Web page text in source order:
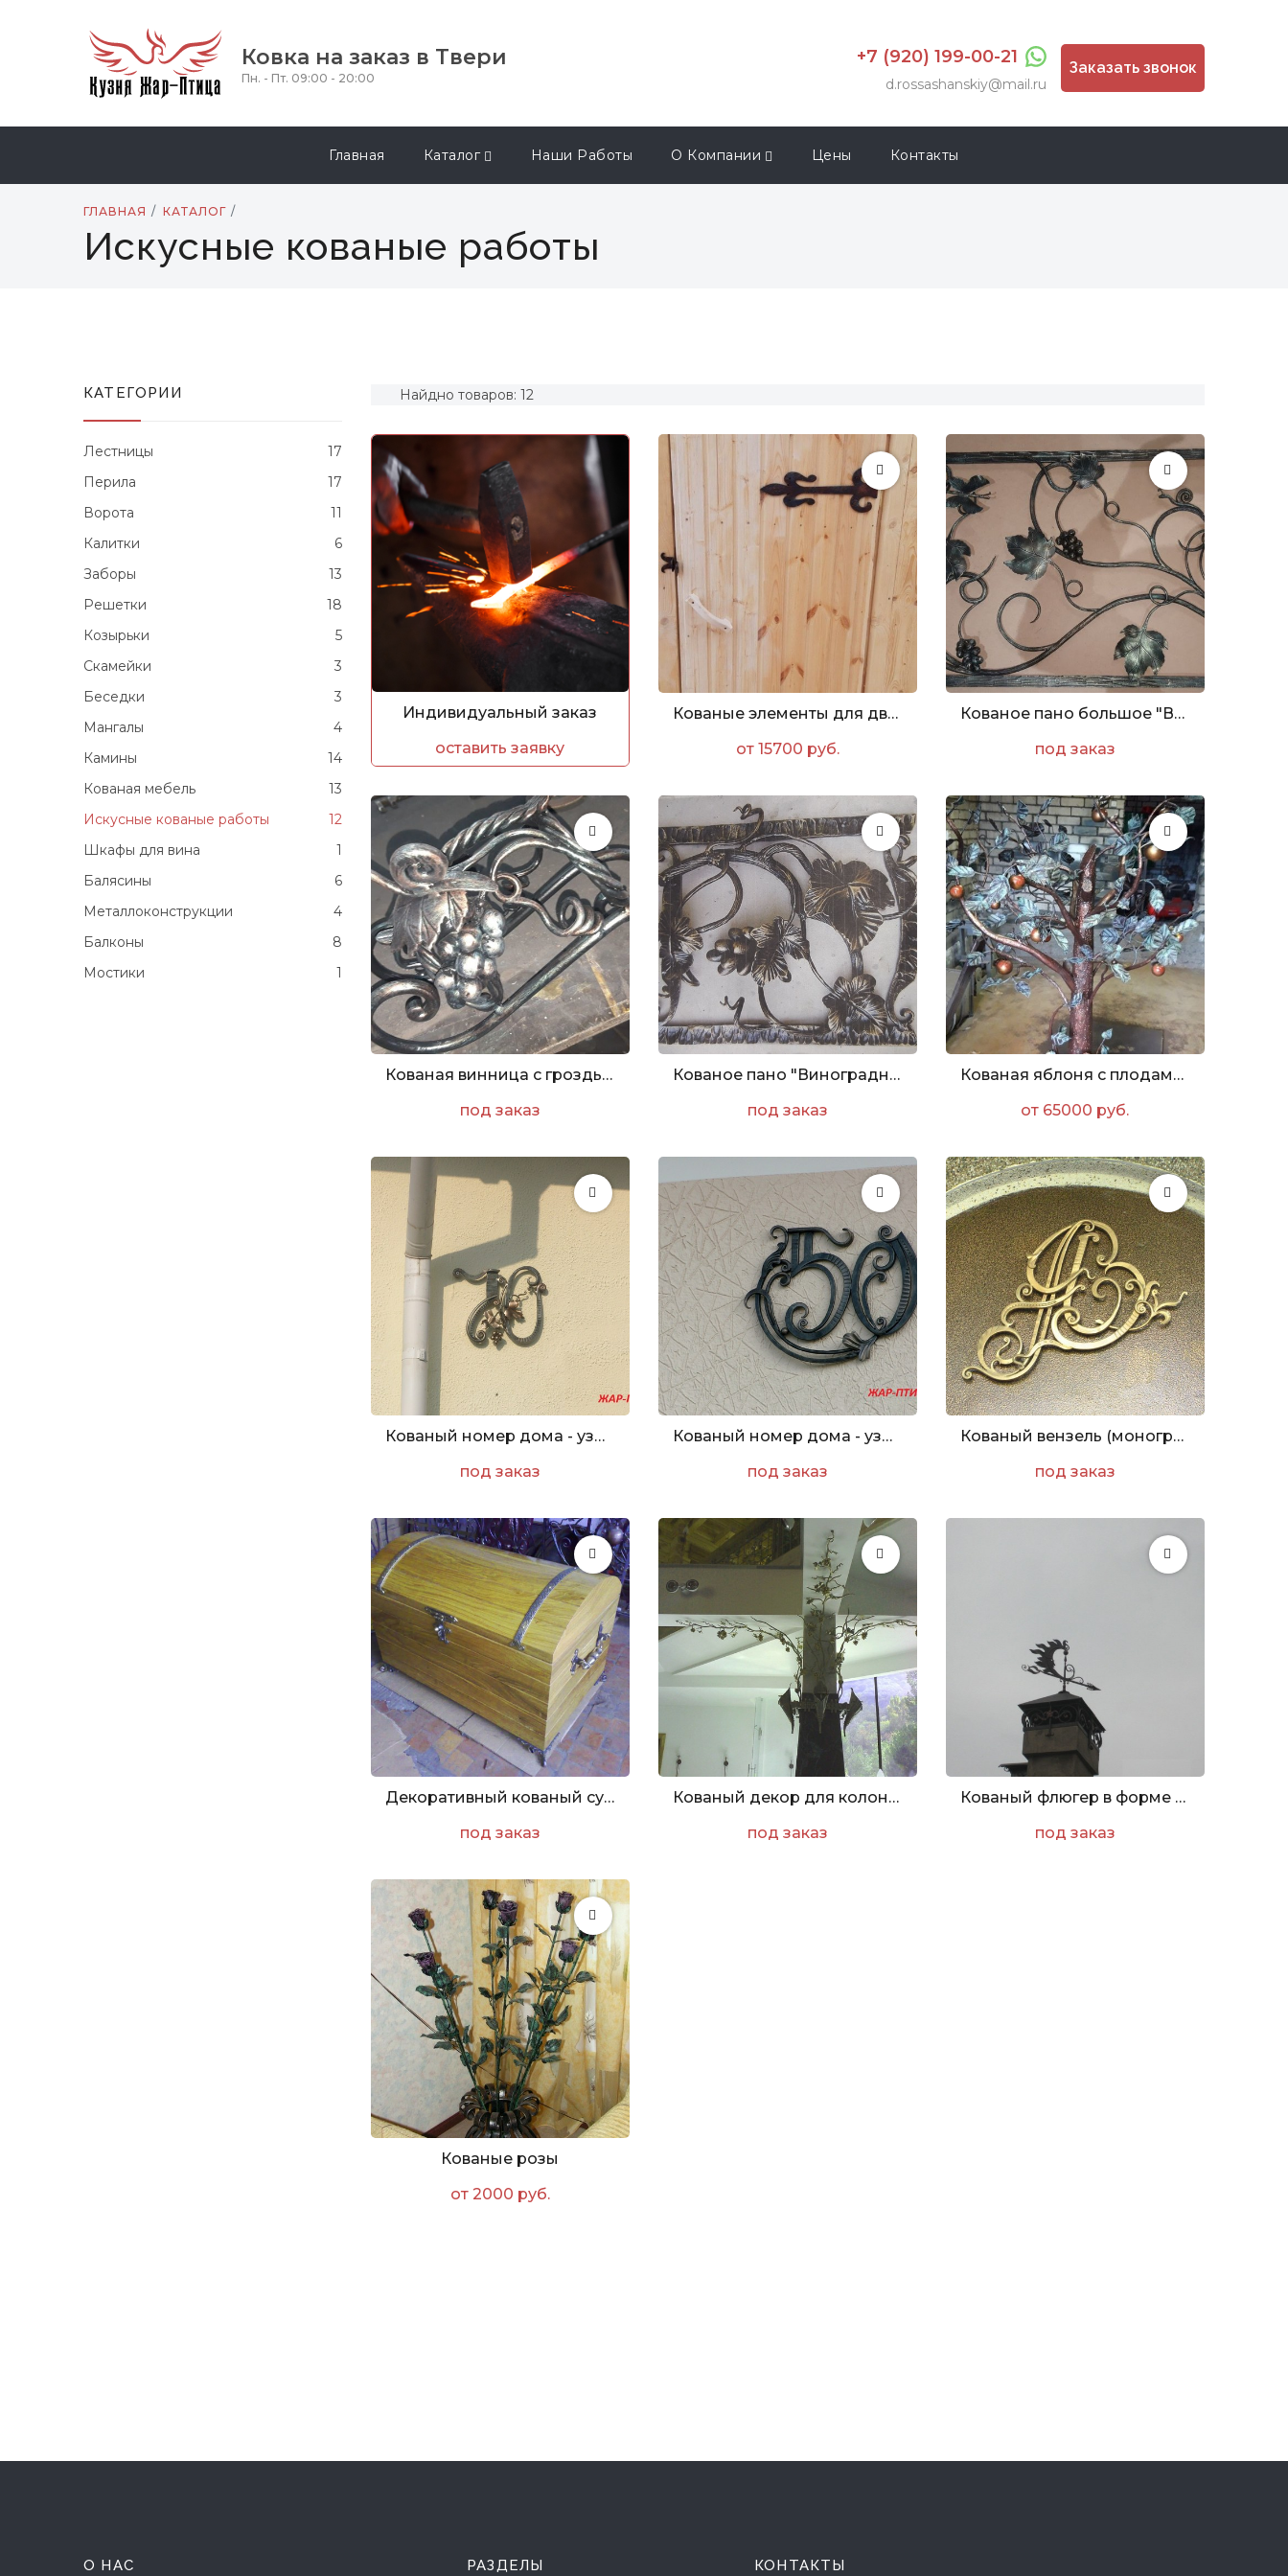
Ковка на заказ в Твери
Пн. - Пт. 09:00 - 20:00
+7 (920) 199-00-21
d.rossashanskiy@mail.ru
Заказать звонок
Главная Каталог Наши Работы О Компании Цены Контакты
ГЛАВНАЯ КАТАЛОГ
Искусные кованые работы
Найдно товаров: 12
Индивидуальный заказ
оставить заявку
Кованые элементы для двери
от 15700 руб.
Кованое пано большое "Виноград"
под заказ
Кованая винница с гроздью винограда
под заказ
Кованое пано "Виноградная лоза"
под заказ
Кованая яблоня с плодами высотой 1900мм
от 65000 руб.
Кованый номер дома - узор №2
под заказ
Кованый номер дома - узор №1
под заказ
Кованый вензель (монограмма)
под заказ
Декоративный кованый сундук
под заказ
Кованый декор для колон в форме виноградных лоз
под заказ
Кованый флюгер в форме полумесяца
под заказ
Кованые розы
от 2000 руб.
КАТЕГОРИИ
Лестницы
17
Перила
17
Ворота
11
Калитки
6
Заборы
13
Решетки
18
Козырьки
5
Скамейки
3
Беседки
3
Мангалы
4
Камины
14
Кованая мебель
13
Искусные кованые работы
12
Шкафы для вина
1
Балясины
6
Металлоконструкции
4
Балконы
8
Мостики
1
О НАС РАЗДЕЛЫ КОНТАКТЫ